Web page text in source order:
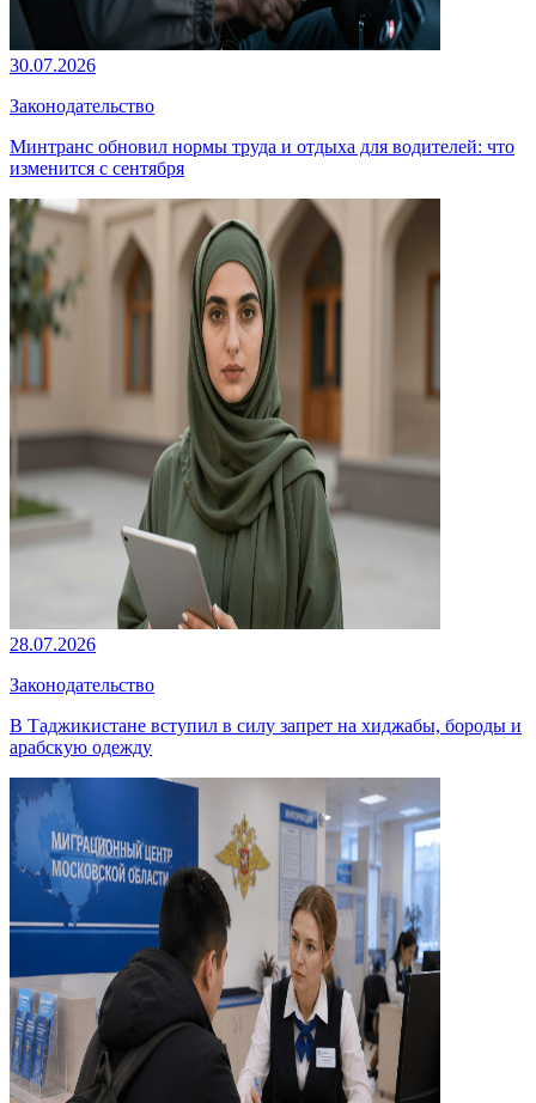
30.07.2026
Законодательство
Минтранс обновил нормы труда и отдыха для водителей: что
изменится с сентября
28.07.2026
Законодательство
В Таджикистане вступил в силу запрет на хиджабы, бороды и
арабскую одежду